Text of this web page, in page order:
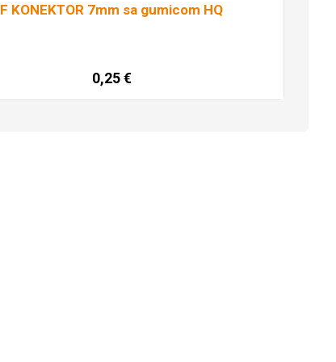
F KONEKTOR 7mm sa gumicom HQ
0,25€
Dodaj u košaricu